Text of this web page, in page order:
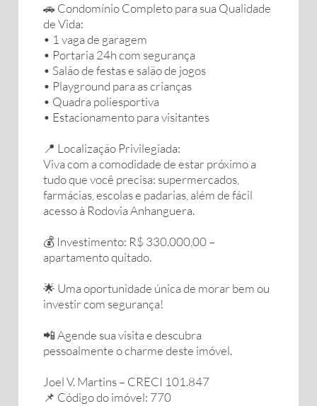
🚗 Condomínio Completo para sua Qualidade
de Vida:
• 1 vaga de garagem
• Portaria 24h com segurança
• Salão de festas e salão de jogos
• Playground para as crianças
• Quadra poliesportiva
• Estacionamento para visitantes
📍 Localização Privilegiada:
Viva com a comodidade de estar próximo a
tudo que você precisa: supermercados,
farmácias, escolas e padarias, além de fácil
acesso à Rodovia Anhanguera.
💰 Investimento: R$ 330.000,00 –
apartamento quitado.
🌟 Uma oportunidade única de morar bem ou
investir com segurança!
📲 Agende sua visita e descubra
pessoalmente o charme deste imóvel.
Joel V. Martins – CRECI 101.847
📌 Código do imóvel: 770